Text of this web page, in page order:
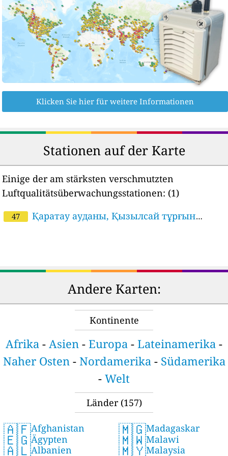
Klicken Sie hier für weitere Informationen
Stationen auf der Karte
Einige der am stärksten verschmutzten
Luftqualitätsüberwachungsstationen: (1)
47
Қаратау ауданы, Қызылсай тұрғын
Andere Karten:
Kontinente
Afrika - Asien - Europa - Lateinamerika -
Naher Osten- Nordamerika- Südamerika
- Welt
Länder(157)
🇦🇫Afghanistan
🇪🇬Ägypten
🇦🇱Albanien
🇲🇬Madagaskar
🇲🇼Malawi
🇲🇾Malaysia